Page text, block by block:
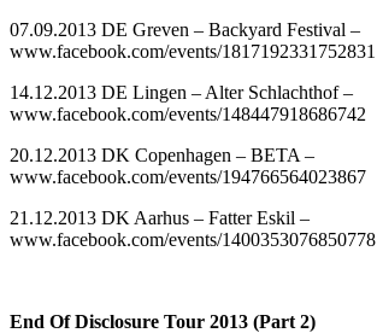
07.09.2013 DE Greven – Backyard Festival –
www.facebook.com/events/1817192331752831
14.12.2013 DE Lingen – Alter Schlachthof –
www.facebook.com/events/148447918686742
20.12.2013 DK Copenhagen – BETA –
www.facebook.com/events/194766564023867
21.12.2013 DK Aarhus – Fatter Eskil –
www.facebook.com/events/1400353076850778
End Of Disclosure Tour 2013 (Part 2)